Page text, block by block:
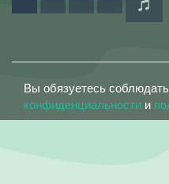
Вы обязуетесь соблюдать
конфиденциальности и